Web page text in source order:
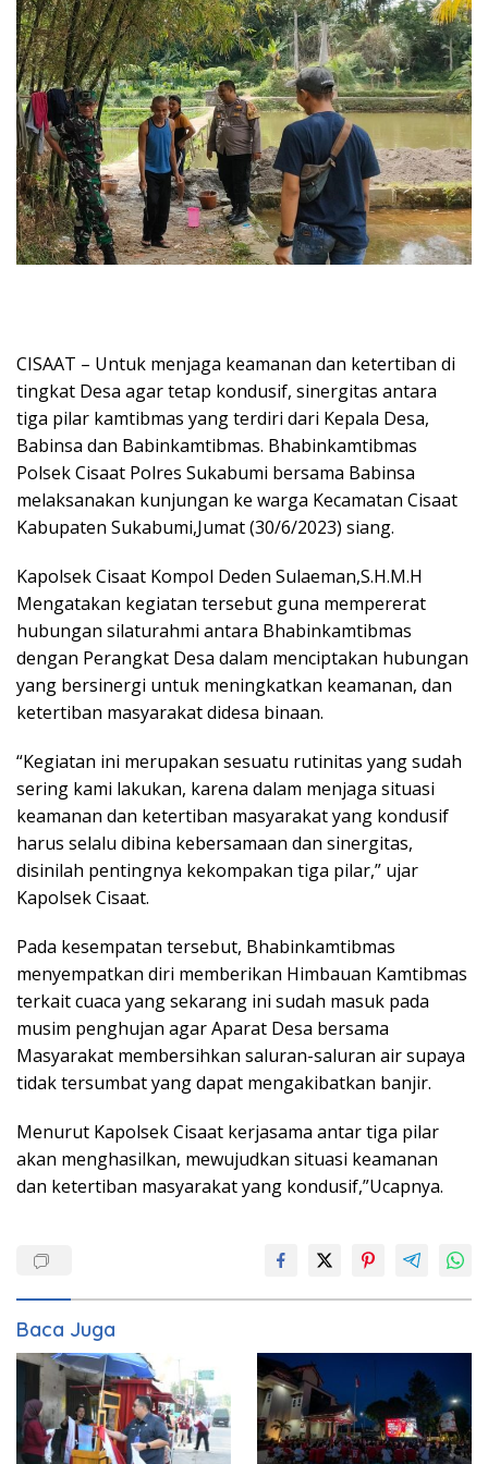
CISAAT – Untuk menjaga keamanan dan ketertiban di
tingkat Desa agar tetap kondusif, sinergitas antara
tiga pilar kamtibmas yang terdiri dari Kepala Desa,
Babinsa dan Babinkamtibmas. Bhabinkamtibmas
Polsek Cisaat Polres Sukabumi bersama Babinsa
melaksanakan kunjungan ke warga Kecamatan Cisaat
Kabupaten Sukabumi,Jumat (30/6/2023) siang.
Kapolsek Cisaat Kompol Deden Sulaeman,S.H.M.H
Mengatakan kegiatan tersebut guna mempererat
hubungan silaturahmi antara Bhabinkamtibmas
dengan Perangkat Desa dalam menciptakan hubungan
yang bersinergi untuk meningkatkan keamanan, dan
ketertiban masyarakat didesa binaan.
“Kegiatan ini merupakan sesuatu rutinitas yang sudah
sering kami lakukan, karena dalam menjaga situasi
keamanan dan ketertiban masyarakat yang kondusif
harus selalu dibina kebersamaan dan sinergitas,
disinilah pentingnya kekompakan tiga pilar,” ujar
Kapolsek Cisaat.
Pada kesempatan tersebut, Bhabinkamtibmas
menyempatkan diri memberikan Himbauan Kamtibmas
terkait cuaca yang sekarang ini sudah masuk pada
musim penghujan agar Aparat Desa bersama
Masyarakat membersihkan saluran-saluran air supaya
tidak tersumbat yang dapat mengakibatkan banjir.
Menurut Kapolsek Cisaat kerjasama antar tiga pilar
akan menghasilkan, mewujudkan situasi keamanan
dan ketertiban masyarakat yang kondusif,”Ucapnya.
Baca Juga